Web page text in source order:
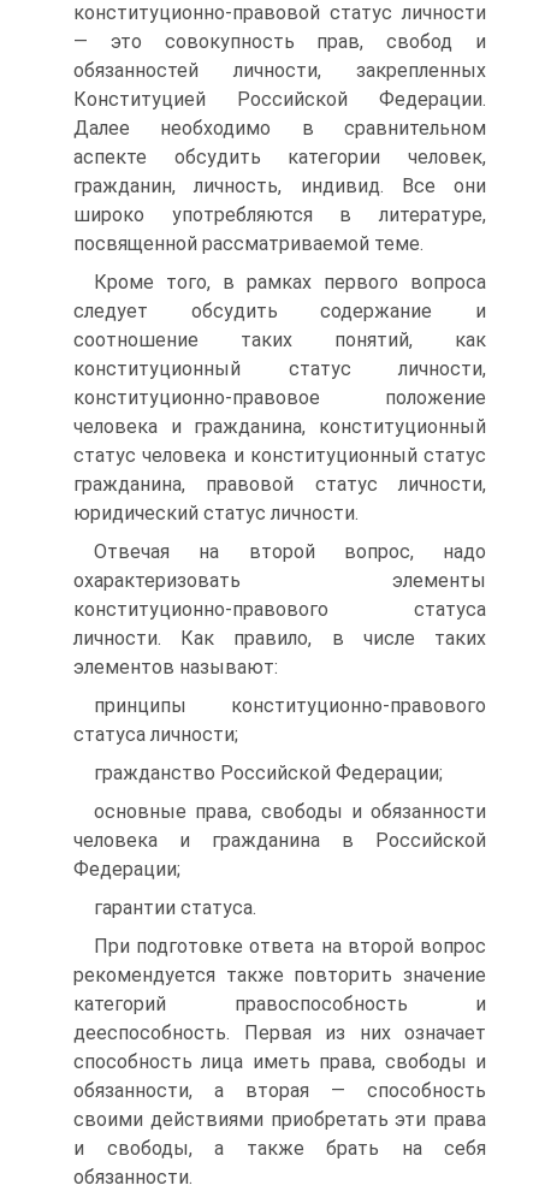
конституционно-правовой статус личности
— это совокупность прав, свобод и
обязанностей личности, закрепленных
Конституцией Российской Федерации.
Далее необходимо в сравнительном
аспекте обсудить категории человек,
гражданин, личность, индивид. Все они
широко употребляются в литературе,
посвященной рассматриваемой теме.
Кроме того, в рамках первого вопроса
следует обсудить содержание и
соотношение таких понятий, как
конституционный статус личности,
конституционно-правовое положение
человека и гражданина, конституционный
статус человека и конституционный статус
гражданина, правовой статус личности,
юридический статус личности.
Отвечая на второй вопрос, надо
охарактеризовать элементы
конституционно-правового статуса
личности. Как правило, в числе таких
элементов называют:
принципы конституционно-правового
статуса личности;
гражданство Российской Федерации;
основные права, свободы и обязанности
человека и гражданина в Российской
Федерации;
гарантии статуса.
При подготовке ответа на второй вопрос
рекомендуется также повторить значение
категорий правоспособность и
дееспособность. Первая из них означает
способность лица иметь права, свободы и
обязанности, а вторая — способность
своими действиями приобретать эти права
и свободы, а также брать на себя
обязанности.